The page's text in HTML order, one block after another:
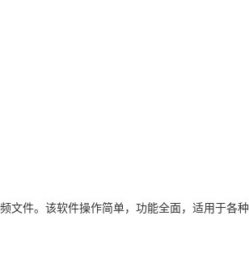
文件。该软件操作简单，功能全面，适用于各